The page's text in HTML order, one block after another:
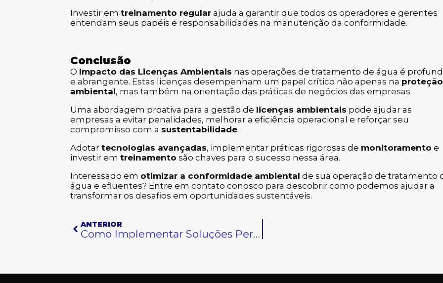
Investir em treinamento regular ajuda a garantir que todos os operadores e gerentes
entendam seus papéis e responsabilidades na manutenção da conformidade.
Conclusão
O Impacto das Licenças Ambientais nas operações de tratamento de água é
e abrangente. Estas licenças desempenham um papel crítico não apenas na proteção
ambiental, mas também na orientação das práticas de negócios das empresas.
Uma abordagem proativa para a gestão de licenças ambientais pode ajudar as
empresas a evitar penalidades, melhorar a eficiência operacional e reforçar seu
compromisso com a sustentabilidade.
Adotar tecnologias avançadas, implementar práticas rigorosas de monitoramento e
investir em treinamento são chaves para o sucesso nessa área.
Interessado em otimizar a conformidade ambiental de sua operação de tratamento
água e efluentes? Entre em contato conosco para descobrir como podemos ajudar a
transformar os desafios em oportunidades sustentáveis.
Anterior
ANTERIOR
Como Implementar Soluções Personalizadas de Tratamento de Água e Efluentes